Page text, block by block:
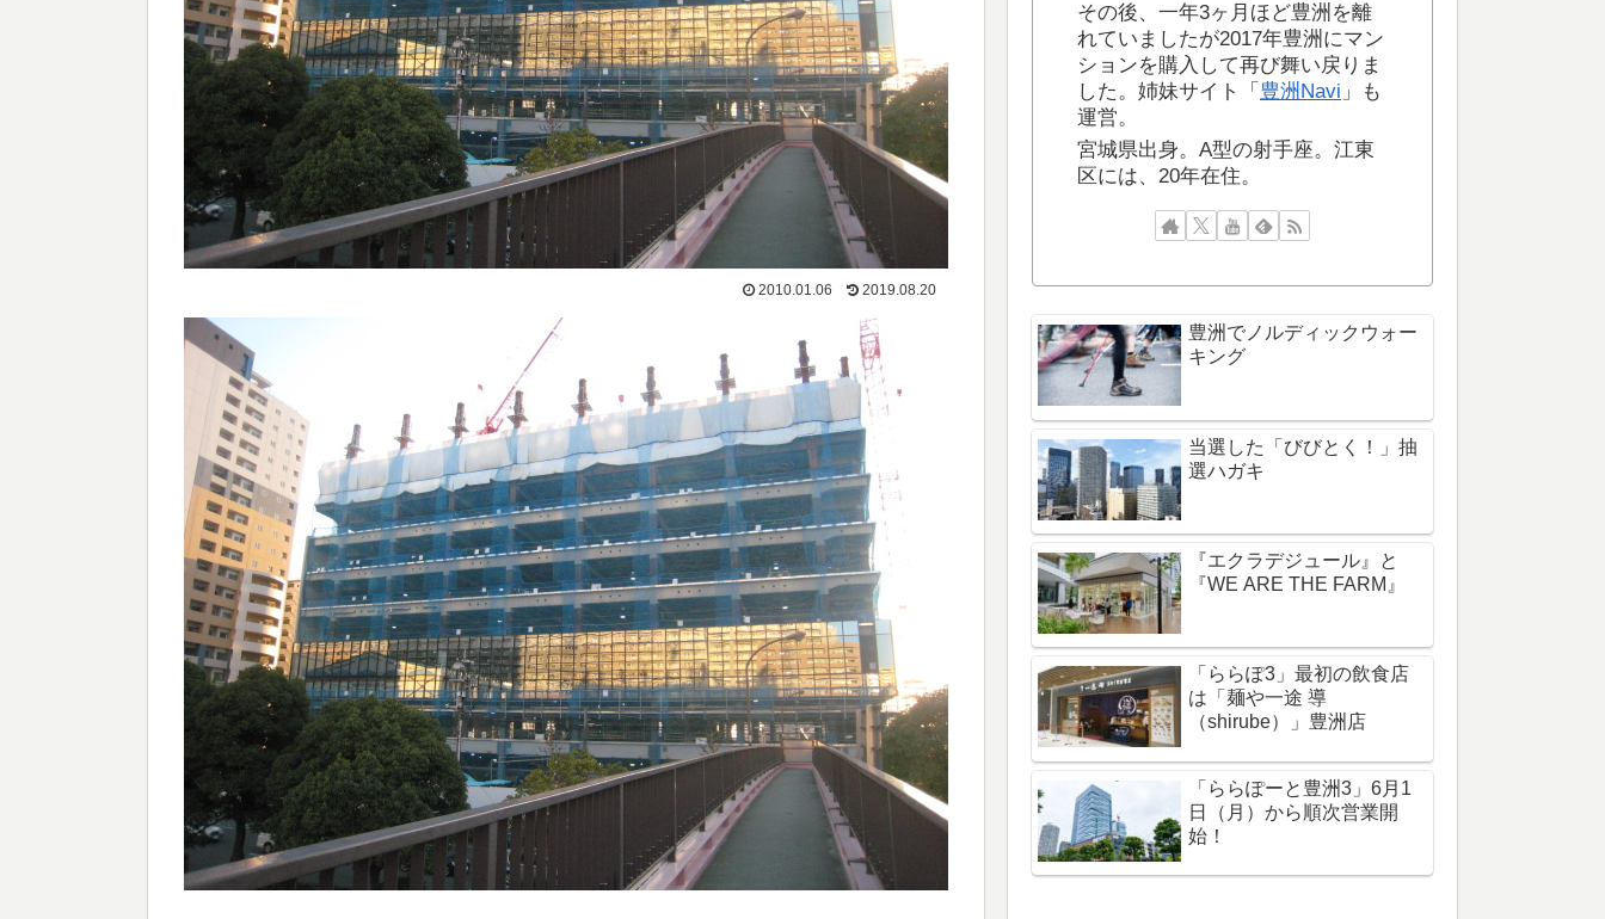
2010.01.06 2019.08.20
その後、一年3ヶ月ほど豊洲を離
れていましたが2017年豊洲にマン
ションを購入して再び舞い戻りま
した。姉妹サイト「 豊洲Navi 」も
運営。
宮城県出身。A型の射手座。江東
区には、20年在住。
豊洲でノルディックウォー
キング
当選した「びびとく！」抽
選ハガキ
『エクラデジュール』と
『WE ARE THE FARM』
「ららぽ3」最初の飲食店
は「麺や一途 導
（shirube）」豊洲店
「ららぽーと豊洲3」6月1
日（月）から順次営業開
始！